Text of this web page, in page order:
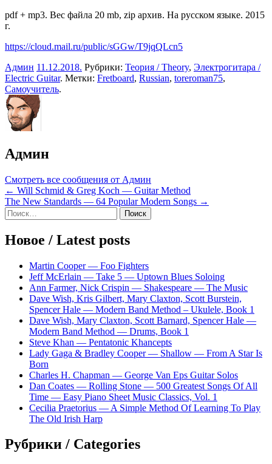
pdf + mp3. Вес файла 20 mb, zip архив. На русском языке. 2015
г.
https://cloud.mail.ru/public/sGGw/T9jqQLcn5
Админ 11.12.2018. Рубрики: Теория / Theory, Электрогитара /
Electric Guitar. Метки: Fretboard, Russian, toreroman75,
Самоучитель.
Админ
Смотреть все сообщения от Админ
Навигация
по
записям
← Will Schmid & Greg Koch — Guitar Method
The New Standards — 64 Popular Modern Songs →
Sidebar
Найти:
Новое / Latest posts
Martin Cooper — Foo Fighters
Jeff McErlain — Take 5 — Uptown Blues Soloing
Ann Farmer, Nick Crispin — Shakespeare — The Music
Dave Wish, Kris Gilbert, Mary Claxton, Scott Burstein,
Spencer Hale — Modern Band Method – Ukulele, Book 1
Dave Wish, Mary Claxton, Scott Barnard, Spencer Hale —
Modern Band Method — Drums, Book 1
Steve Khan — Pentatonic Khancepts
Lady Gaga & Bradley Cooper — Shallow — From A Star Is
Born
Charles H. Chapman — George Van Eps Guitar Solos
Dan Coates — Rolling Stone — 500 Greatest Songs Of All
Time — Easy Piano Sheet Music Classics, Vol. 1
Cecilia Praetorius — A Simple Method Of Learning To Play
The Old Irish Harp
Рубрики / Categories